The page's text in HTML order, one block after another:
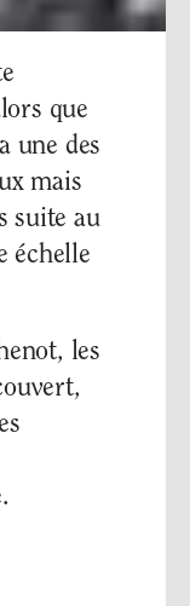
que
une des
mais
suite au
échelle
les